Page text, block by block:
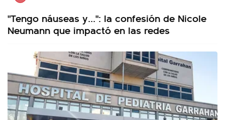
"Tengo náuseas y...": la confesión de Nicole
Neumann que impactó en las redes